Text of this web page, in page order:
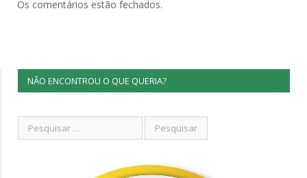
Os comentários estão fechados.
NÃO ENCONTROU O QUE QUERIA?